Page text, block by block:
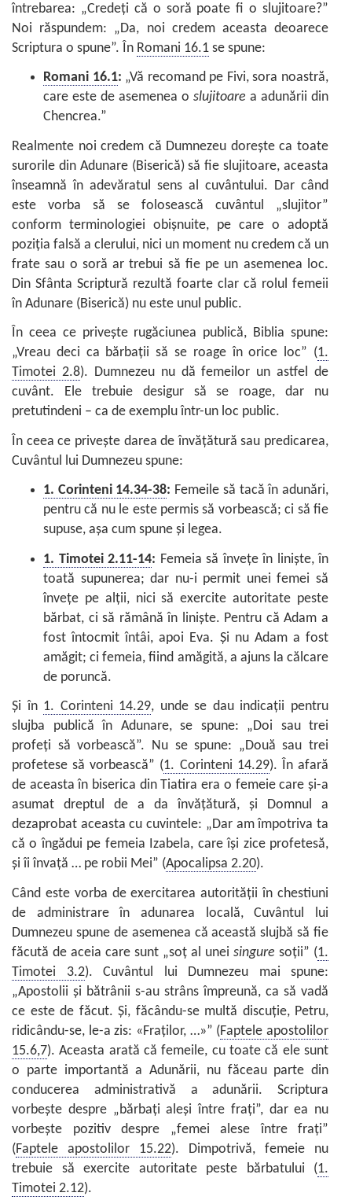
întrebarea: „Credeţi că o soră poate fi o slujitoare?”
Noi răspundem: „Da, noi credem aceasta deoarece
Scriptura o spune”. În Romani 16.1 se spune:
Romani 16.1: „Vă recomand pe Fivi, sora noastră,
care este de asemenea o slujitoare a adunării din
Chencrea.”
Realmente noi credem că Dumnezeu doreşte ca toate
surorile din Adunare (Biserică) să fie slujitoare, aceasta
înseamnă în adevăratul sens al cuvântului. Dar când
este vorba să se folosească cuvântul „slujitor”
conform terminologiei obişnuite, pe care o adoptă
poziţia falsă a clerului, nici un moment nu credem că un
frate sau o soră ar trebui să fie pe un asemenea loc.
Din Sfânta Scriptură rezultă foarte clar că rolul femeii
în Adunare (Biserică) nu este unul public.
În ceea ce priveşte rugăciunea publică, Biblia spune:
„Vreau deci ca bărbaţii să se roage în orice loc” (1.
Timotei 2.8). Dumnezeu nu dă femeilor un astfel de
cuvânt. Ele trebuie desigur să se roage, dar nu
pretutindeni – ca de exemplu într-un loc public.
În ceea ce priveşte darea de învăţătură sau predicarea,
Cuvântul lui Dumnezeu spune:
1. Corinteni 14.34-38: Femeile să tacă în adunări,
pentru că nu le este permis să vorbească; ci să fie
supuse, aşa cum spune şi legea.
1. Timotei 2.11-14: Femeia să înveţe în linişte, în
toată supunerea; dar nu-i permit unei femei să
înveţe pe alţii, nici să exercite autoritate peste
bărbat, ci să rămână în linişte. Pentru că Adam a
fost întocmit întâi, apoi Eva. Şi nu Adam a fost
amăgit; ci femeia, fiind amăgită, a ajuns la călcare
de poruncă.
Şi în 1. Corinteni 14.29, unde se dau indicaţii pentru
slujba publică în Adunare, se spune: „Doi sau trei
profeţi să vorbească”. Nu se spune: „Două sau trei
profetese să vorbească” (1. Corinteni 14.29). În afară
de aceasta în biserica din Tiatira era o femeie care şi-a
asumat dreptul de a da învăţătură, şi Domnul a
dezaprobat aceasta cu cuvintele: „Dar am împotriva ta
că o îngădui pe femeia Izabela, care îşi zice profetesă,
şi îi învaţă … pe robii Mei” (Apocalipsa 2.20).
Când este vorba de exercitarea autorităţii în chestiuni
de administrare în adunarea locală, Cuvântul lui
Dumnezeu spune de asemenea că această slujbă să fie
făcută de aceia care sunt „soţ al unei singure soţii” (1.
Timotei 3.2). Cuvântul lui Dumnezeu mai spune:
„Apostolii şi bătrânii s-au strâns împreună, ca să vadă
ce este de făcut. Şi, făcându-se multă discuţie, Petru,
ridicându-se, le-a zis: «Fraţilor, …»” (Faptele apostolilor
15.6,7). Aceasta arată că femeile, cu toate că ele sunt
o parte importantă a Adunării, nu făceau parte din
conducerea administrativă a adunării. Scriptura
vorbeşte despre „bărbaţi aleşi între fraţi”, dar ea nu
vorbeşte pozitiv despre „femei alese între fraţi”
(Faptele apostolilor 15.22). Dimpotrivă, femeie nu
trebuie să exercite autoritate peste bărbatului (1.
Timotei 2.12).